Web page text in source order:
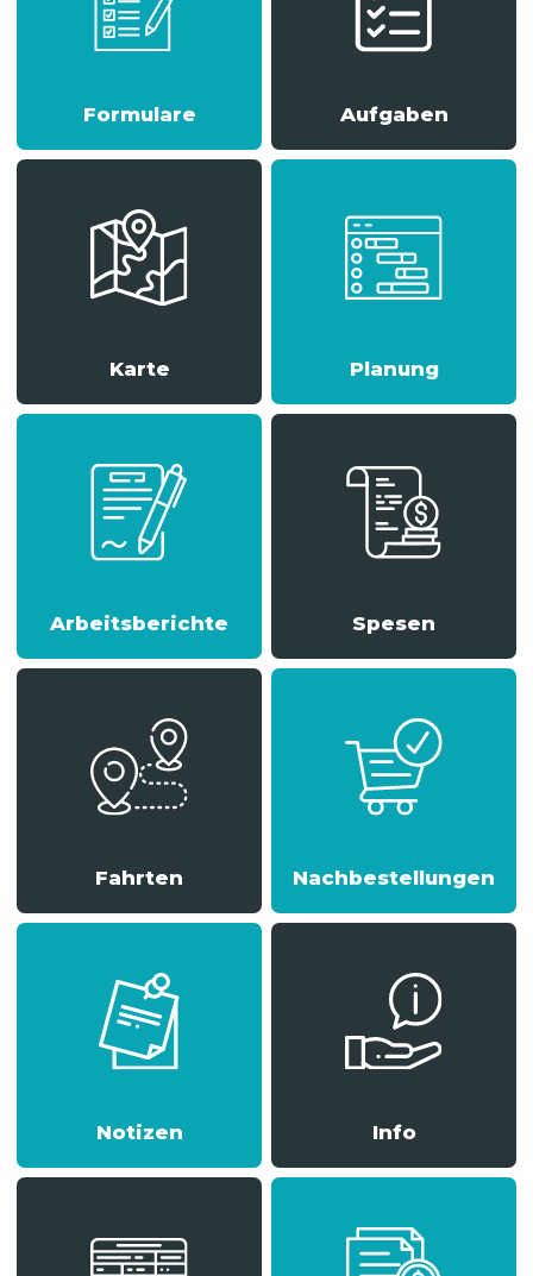
Formulare Aufgaben
Karte Planung
Arbeitsberichte Spesen
Fahrten Nachbestellungen
Notizen Info